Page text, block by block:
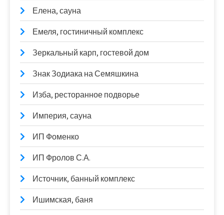
Елена, сауна
Емеля, гостиничный комплекс
Зеркальный карп, гостевой дом
Знак Зодиака на Семяшкина
Изба, ресторанное подворье
Империя, сауна
ИП Фоменко
ИП Фролов С.А.
Источник, банный комплекс
Ишимская, баня